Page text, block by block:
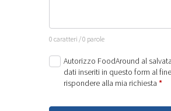
0 caratteri / 0 parole
Autorizzo FoodAround al
dati inseriti in questo form al
rispondere alla mia richiesta *